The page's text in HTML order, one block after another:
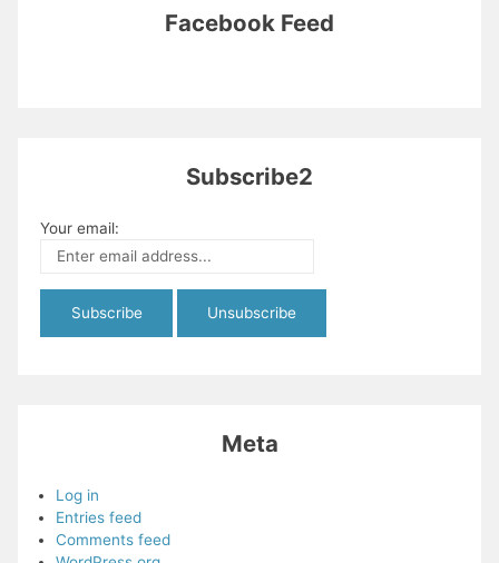
Facebook Feed
Subscribe2
Your email:
Meta
Log in
Entries feed
Comments feed